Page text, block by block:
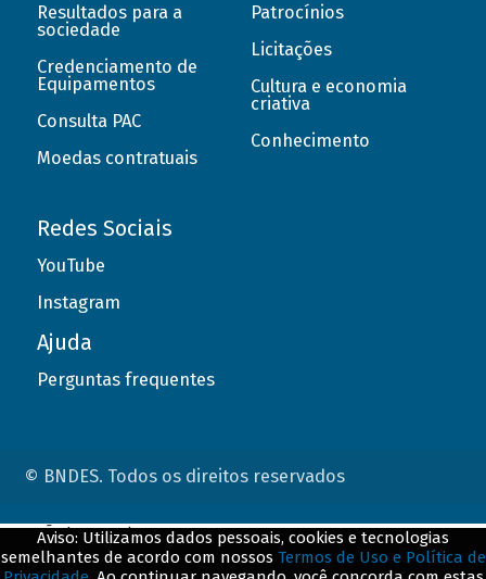
Resultados para a
sociedade
Credenciamento de
Equipamentos
Consulta PAC
Moedas contratuais
Patrocínios
Licitações
Cultura e economia
criativa
Conhecimento
Redes Sociais
YouTube
Instagram
Ajuda
Perguntas frequentes
© BNDES. Todos os direitos reservados
Aviso: Utilizamos dados pessoais, cookies e tecnologias
semelhantes de acordo com nossos Termos de Uso e Política de
ConteÃºdo complementar
${title}${badge}